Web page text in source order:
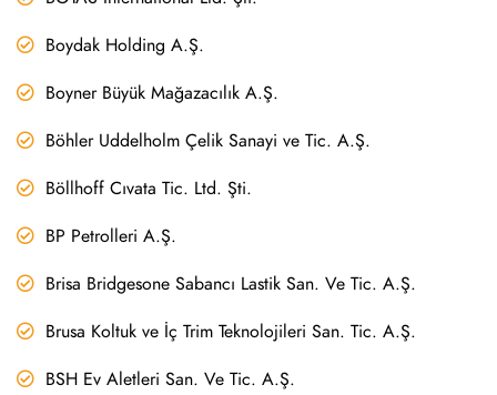
Boydak Holding A.Ş.
Boyner Büyük Mağazacılık A.Ş.
Böhler Uddelholm Çelik Sanayi ve Tic. A.Ş.
Böllhoff Cıvata Tic. Ltd. Şti.
BP Petrolleri A.Ş.
Brisa Bridgesone Sabancı Lastik San. Ve Tic. A.Ş.
Brusa Koltuk ve İç Trim Teknolojileri San. Tic. A.Ş.
BSH Ev Aletleri San. Ve Tic. A.Ş.